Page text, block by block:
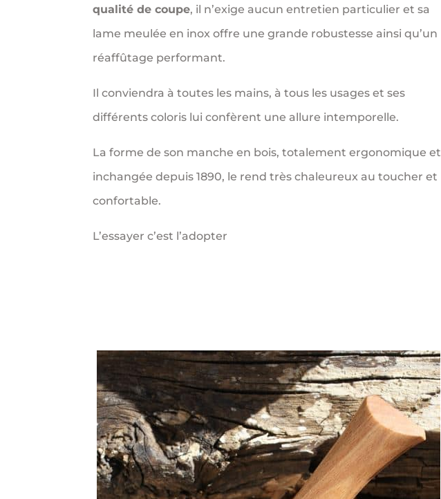
qualité de coupe, il n’exige aucun entretien particulier et sa
lame meulée en inox offre une grande robustesse ainsi qu’un
réaffûtage performant.
Il conviendra à toutes les mains, à tous les usages et ses
différents coloris lui confèrent une allure intemporelle.
La forme de son manche en bois, totalement ergonomique et
inchangée depuis 1890, le rend très chaleureux au toucher et
confortable.
L’essayer c’est l’adopter